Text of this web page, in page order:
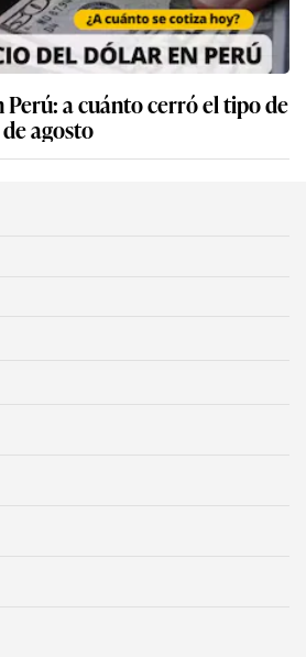
a cuánto cerró el tipo de
agosto